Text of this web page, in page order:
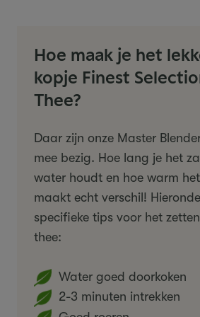
Hoe maak je het
kopje Finest
Thee?
Daar zijn onze Master
mee bezig. Hoe lang je het
water houdt en hoe warm
maakt echt verschil!
specifieke tips voor het
thee:
Water goed doorkoken
2-3 minuten intrekken